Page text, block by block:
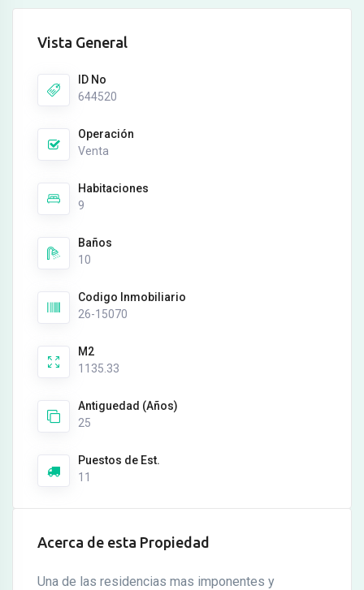
Vista General
ID No
644520
Operación
Venta
Habitaciones
9
Baños
10
Codigo Inmobiliario
26-15070
M2
1135.33
Antiguedad (Años)
25
Puestos de Est.
11
Acerca de esta Propiedad
Una de las residencias mas imponentes y